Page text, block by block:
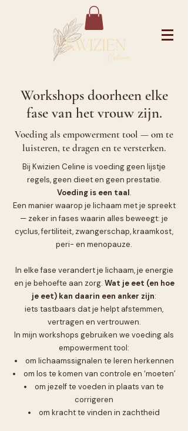
Workshops doorheen elke
fase van het vrouw zijn.
Voeding als empowerment tool — om te
luisteren, te dragen en te versterken.
Bij Kwizien Celine is voeding geen lijstje
regels, geen dieet en geen prestatie.
Voeding is een taal.
Een manier waarop je lichaam met je spreekt
— zeker in fases waarin alles beweegt: je
cyclus, fertiliteit, zwangerschap, kraamkost,
peri- en menopauze.
In elke fase verandert je lichaam, je energie
en je behoefte aan zorg. Wat je eet (en hoe
je eet) kan daarin een anker zijn:
iets tastbaars dat je helpt afstemmen,
vertragen en vertrouwen.
In mijn workshops gebruiken we voeding als
empowerment tool:
om lichaamssignalen te leren herkennen
om los te komen van controle en ‘moeten’
om jezelf te voeden in plaats van te
corrigeren
om kracht te vinden in zachtheid